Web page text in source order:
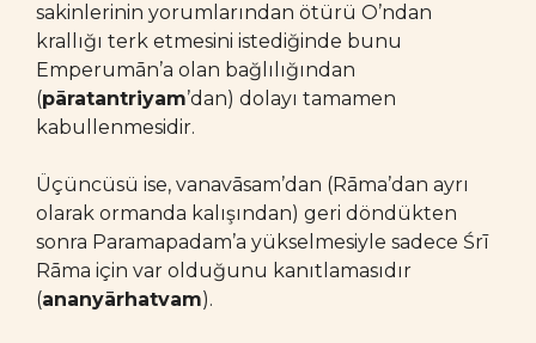
sakinlerinin yorumlarından ötürü O’ndan
krallığı terk etmesini istediğinde bunu
Emperumān’a olan bağlılığından
(pāratantriyam’dan) dolayı tamamen
kabullenmesidir.
Üçüncüsü ise, vanavāsam’dan (Rāma’dan ayrı
olarak ormanda kalışından) geri döndükten
sonra Paramapadam’a yükselmesiyle sadece Śrī
Rāma için var olduğunu kanıtlamasıdır
(ananyārhatvam).